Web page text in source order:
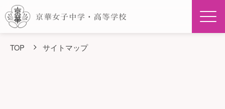
TOP サイトマップ